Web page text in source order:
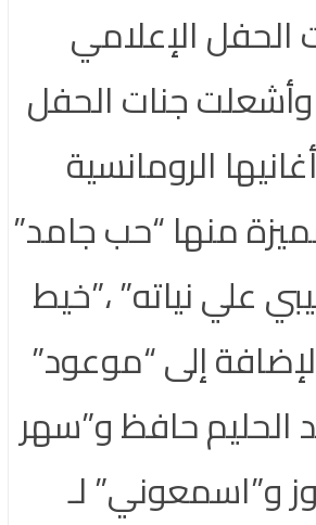
الإعلامي
جنات الحفل
الرومانسية
منها “حب جامد”
علي نياته” ،”خيط
إلى “موعود”
الحليم حافظ و”سهر
و”اسمعوني” لـ